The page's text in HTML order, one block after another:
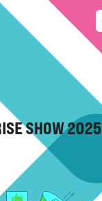
SHOW 2025